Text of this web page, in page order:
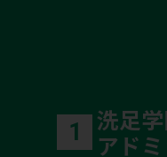
1
洗足
アド